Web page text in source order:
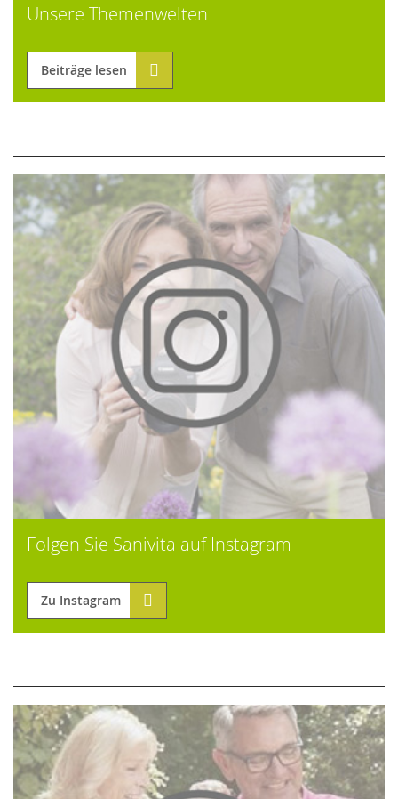
Unsere Themenwelten
Beiträge lesen
Folgen Sie Sanivita auf Instagram
Zu Instagram